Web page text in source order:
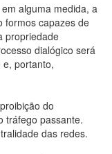
alguma medida, a
formos capazes de
propriedade
dialógico será
portanto,
do
tráfego passante.
das redes.